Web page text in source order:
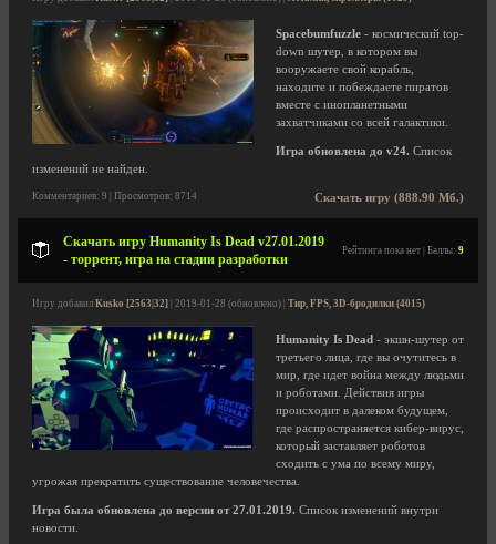
Spacebumfuzzle - космический top-
down шутер, в котором вы
вооружаете свой корабль,
находите и побеждаете пиратов
вместе с инопланетными
захватчиками со всей галактики.
Игра обновлена до v24. Список
изменений не найден.
Скачать игру (888.90 Мб.)
Комментариев: 9 | Просмотров: 8714
Скачать игру Humanity Is Dead v27.01.2019
- торрент, игра на стадии разработки
Рейтинга пока нет | Баллы: 9
Игру добавил Kusko [2563|32] | 2019-01-28 (обновлено) | Тир, FPS, 3D-бродилки (4015)
Humanity Is Dead - экшн-шутер от
третьего лица, где вы очутитесь в
мир, где идет война между людьми
и роботами. Действия игры
происходит в далеком будущем,
где распространяется кибер-вирус,
который заставляет роботов
сходить с ума по всему миру,
угрожая прекратить существование человечества.
Игра была обновлена до версии от 27.01.2019. Список изменений внутри
новости.